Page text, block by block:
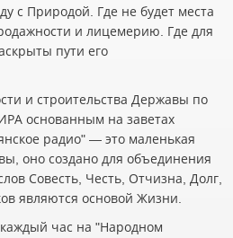
с Природой. Где не будет места
и лицемерию. Где для
пути его
и строительства Державы по
основанным на заветах
радио" — это маленькая
оно создано для объединения
Совесть, Честь, Отчизна, Долг,
являются основой Жизни.
каждый час на "Народном